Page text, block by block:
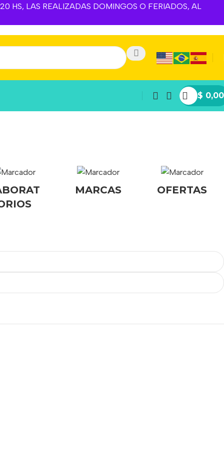
HS, LAS REALIZADAS DOMINGOS O FERIADOS, AL
$ 0,00
MARCAS OFERTAS